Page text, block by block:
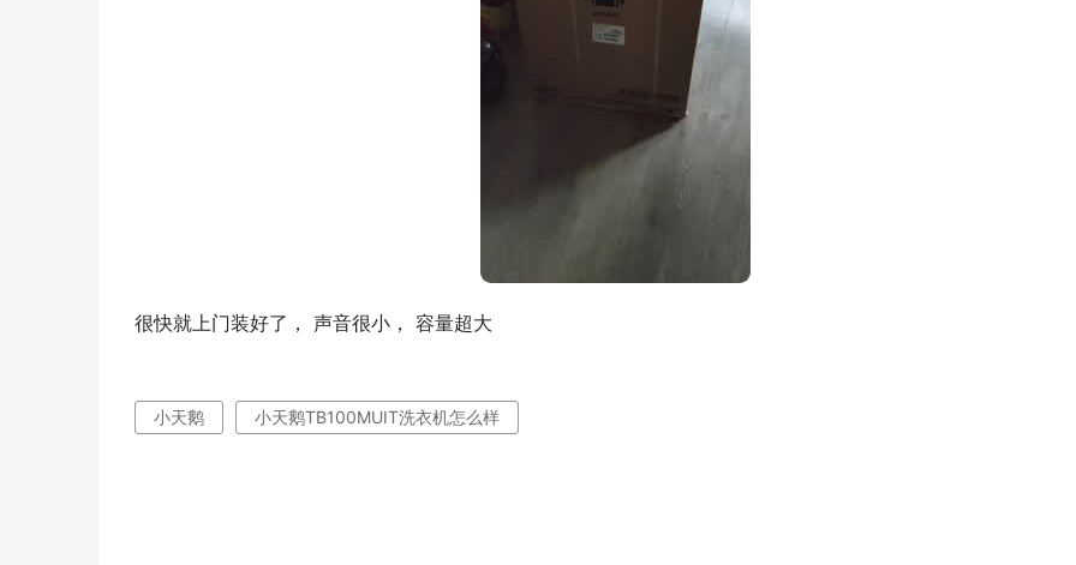
很快就上门装好了， 声音很小， 容量超大
小天鹅 小天鹅TB100MUIT洗衣机怎么样